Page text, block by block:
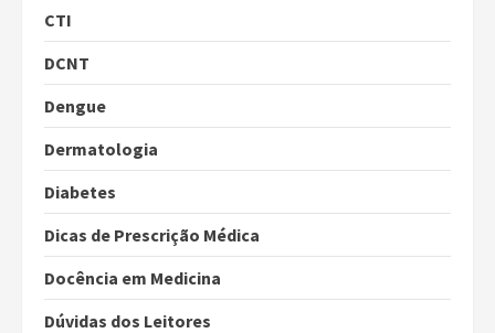
CTI
DCNT
Dengue
Dermatologia
Diabetes
Dicas de Prescrição Médica
Docência em Medicina
Dúvidas dos Leitores